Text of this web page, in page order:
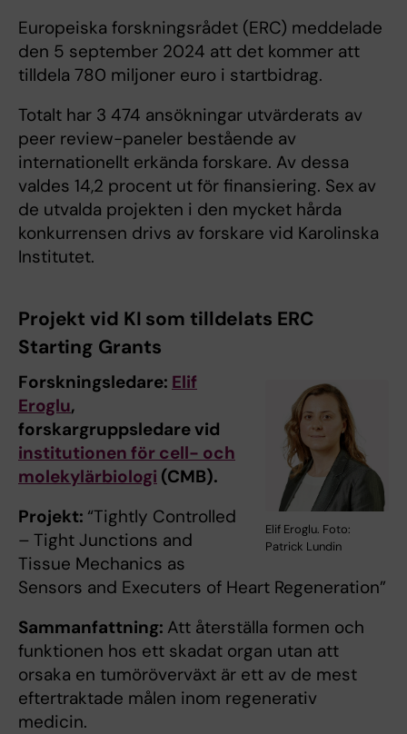
Europeiska forskningsrådet (ERC) meddelade
den 5 september 2024 att det kommer att
tilldela 780 miljoner euro i startbidrag.
Totalt har 3 474 ansökningar utvärderats av
peer review-paneler bestående av
internationellt erkända forskare. Av dessa
valdes 14,2 procent ut för finansiering. Sex av
de utvalda projekten i den mycket hårda
konkurrensen drivs av forskare vid Karolinska
Institutet.
Projekt vid KI som tilldelats ERC
Starting Grants
Elif Eroglu. Foto:
Patrick Lundin
Forskningsledare: Elif
Eroglu,
forskargruppsledare vid
institutionen för cell- och
molekylärbiologi (CMB).
Projekt: “Tightly Controlled
– Tight Junctions and
Tissue Mechanics as
Sensors and Executers of Heart Regeneration”
Sammanfattning: Att återställa formen och
funktionen hos ett skadat organ utan att
orsaka en tumöröverväxt är ett av de mest
eftertraktade målen inom regenerativ
medicin.